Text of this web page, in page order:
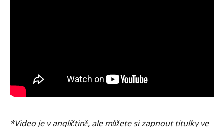
*Video je v angličtině, ale můžete si zapnout titulky ve